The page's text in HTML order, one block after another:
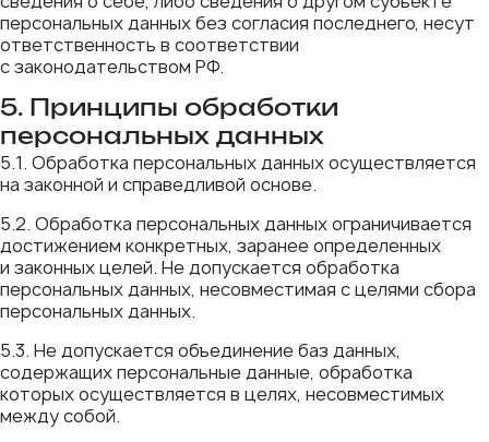
персональных данных без согласия последнего, несут
ответственность в соответствии
с законодательством РФ.
5. Принципы обработки
персональных данных
5.1. Обработка персональных данных осуществляется
на законной и справедливой основе.
5.2. Обработка персональных данных ограничивается
достижением конкретных, заранее определенных
и законных целей. Не допускается обработка
персональных данных, несовместимая с целями сбора
персональных данных.
5.3. Не допускается объединение баз данных,
содержащих персональные данные, обработка
которых осуществляется в целях, несовместимых
между собой.